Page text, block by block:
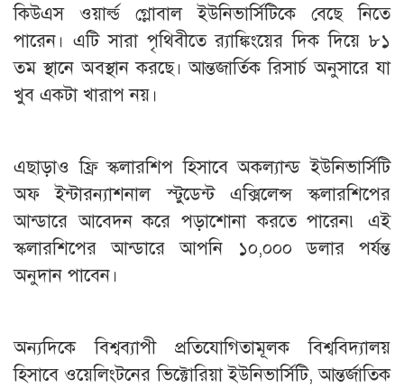
কিউএস ওয়ার্ল্ড গ্লোবাল ইউনিভার্সিটিকে বেছে নিতে
পারেন। এটি সারা পৃথিবীতে র‌্যাঙ্কিংয়ের দিক দিয়ে ৮১
তম স্থানে অবস্থান করছে। আন্তজার্তিক রিসার্চ অনুসারে যা
খুব একটা খারাপ নয়।
এছাড়াও ফ্রি স্কলারশিপ হিসাবে অকল্যান্ড ইউনিভার্সিটি
অফ ইন্টারন্যাশনাল স্টুডেন্ট এক্সিলেন্স স্কলারশিপের
আন্ডারে আবেদন করে পড়াশোনা করতে পারেন৷ এই
স্কলারশিপের আন্ডারে আপনি ১০,০০০ ডলার পর্যন্ত
অনুদান পাবেন।
অন্যদিকে বিশ্বব্যাপী প্রতিযোগিতামূলক বিশ্ববিদ্যালয়
হিসাবে ওয়েলিংটনের ভিক্টোরিয়া ইউনিভার্সিটি, আন্তর্জাতিক